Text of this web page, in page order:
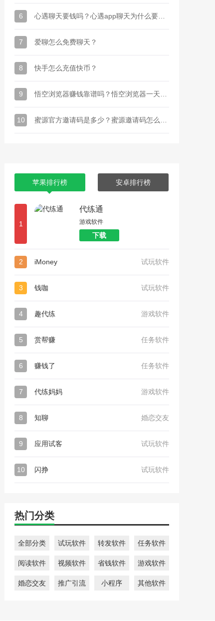
6
7 爱聊怎么免费聊天？
8 快手怎么充值快币？
9
10
苹果排行榜 安卓排行榜
1
代练通
游戏软件
下载
2 iMoney 试玩软件
3 钱咖 试玩软件
4 趣代练 游戏软件
5 赏帮赚 任务软件
6 赚钱了 任务软件
7 代练妈妈 游戏软件
8 知聊 婚恋交友
9 应用试客 试玩软件
10 闪挣 试玩软件
热门分类
全部分类 试玩软件 转发软件 任务软件
阅读软件 视频软件 省钱软件 游戏软件
婚恋交友 推广引流 小程序 其他软件